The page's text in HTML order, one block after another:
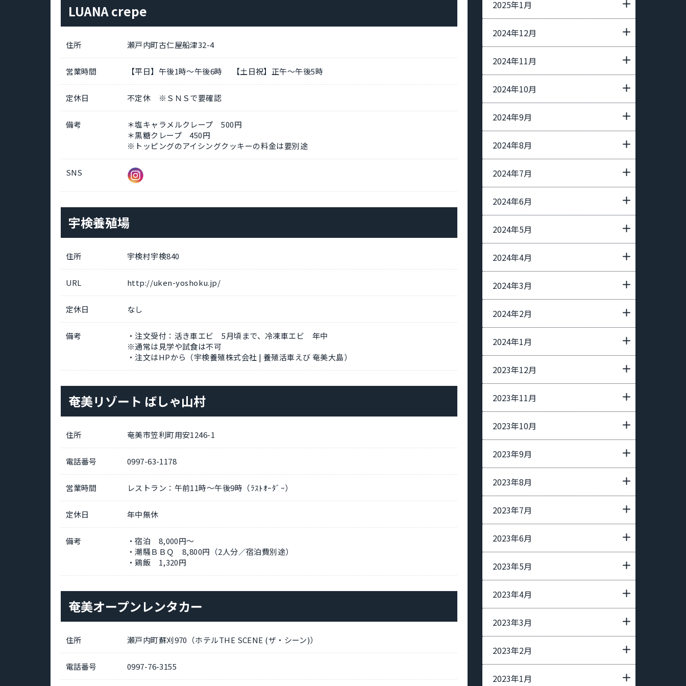
LUANA crepe
住所 瀬戸内町古仁屋船津32-4
営業時間 【平日】午後1時～午後6時 【土日祝】正午～午後5時
定休日 不定休 ※ＳＮＳで要確認
備考
＊塩キャラメルクレープ 500円
＊黒糖クレープ 450円
※トッピングのアイシングクッキーの料金は要別途
SNS
宇検養殖場
住所 宇検村宇検840
URL http://uken-yoshoku.jp/
定休日 なし
備考
・注文受付：活き車エビ 5月頃まで、冷凍車エビ 年中
※通常は見学や試食は不可
・注文はHPから（宇検養殖株式会社 | 養殖活車えび 奄美大島）
奄美リゾート ばしゃ山村
住所 奄美市笠利町用安1246-1
電話番号 0997-63-1178
営業時間 レストラン：午前11時～午後9時（ﾗｽﾄｵｰﾀﾞｰ）
定休日 年中無休
備考
・宿泊 8,000円～
・潮騒ＢＢＱ 8,800円（2人分／宿泊費別途）
・鶏飯 1,320円
奄美オープンレンタカー
住所 瀬戸内町蘇刈970（ホテルTHE SCENE (ザ・シーン)）
電話番号 0997-76-3155
2025年1月
2024年12月
2024年11月
2024年10月
2024年9月
2024年8月
2024年7月
2024年6月
2024年5月
2024年4月
2024年3月
2024年2月
2024年1月
2023年12月
2023年11月
2023年10月
2023年9月
2023年8月
2023年7月
2023年6月
2023年5月
2023年4月
2023年3月
2023年2月
2023年1月